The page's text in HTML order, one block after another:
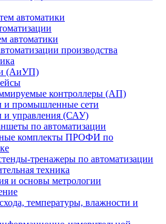
автоматики
автоматики
производства
(АиУП)
контроллеры (АП)
и промышленные сети
и управления (САУ)
по автоматизации
комплекты ПРОФИ по
тренажеры по автоматизации
техника
и основы метрологии
температуры, влажности и